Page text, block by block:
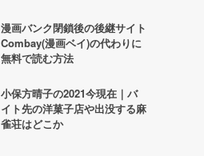
漫画バンク閉鎖後の後継サイト
Combay(漫画ベイ)の代わりに
無料で読む方法
小保方晴子の2021今現在｜バ
イト先の洋菓子店や出没する麻
雀荘はどこか